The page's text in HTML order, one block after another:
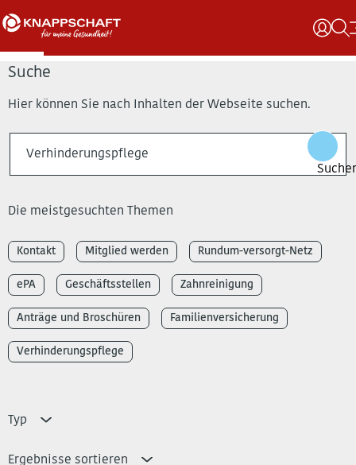
Suche
Hier können Sie nach Inhalten der Webseite suchen.
Die meistgesuchten Themen
Kontakt Mitglied werden Rundum-versorgt-Netz
ePA Geschäftsstellen Zahnreinigung
Anträge und Broschüren Familienversicherung
Verhinderungspflege
Typ
Ergebnisse sortieren